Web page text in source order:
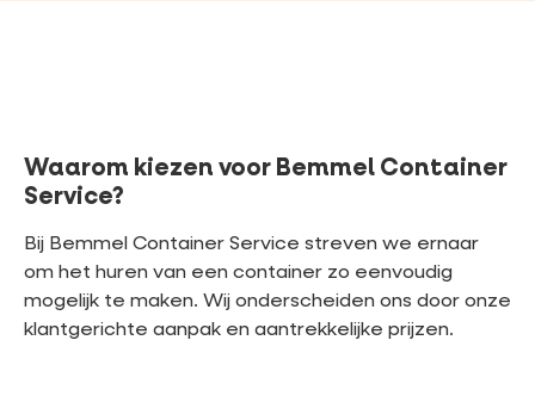
Waarom kiezen voor Bemmel Container
Service?
Bij Bemmel Container Service streven we ernaar
om het huren van een container zo eenvoudig
mogelijk te maken. Wij onderscheiden ons door onze
klantgerichte aanpak en aantrekkelijke prijzen.